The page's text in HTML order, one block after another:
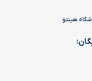
هینتو